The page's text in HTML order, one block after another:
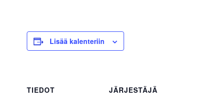
Lisää kalenteriin
TIEDOT
JÄRJESTÄJÄ